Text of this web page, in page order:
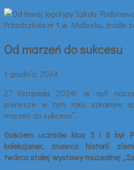
Od marzeń do sukcesu
1 grudnia, 2024
27 listopada 2024r. w auli
pierwsze w tym roku szkolnym
marzeń do sukcesu”.
Gościem uczniów klas 5 i 6 był
kolekcjoner, znawca historii
twórca stałej wystawy muzealnej